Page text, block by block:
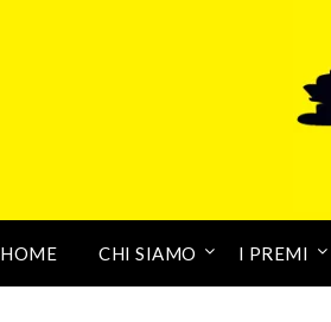
HOME CHI SIAMO I PREMI